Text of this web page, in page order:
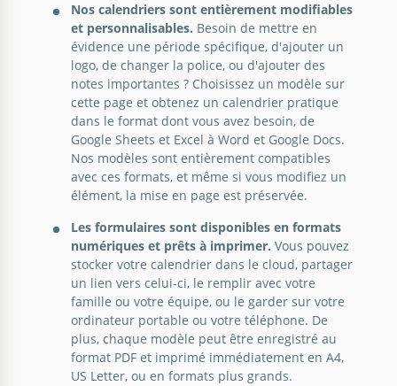
Modèle de calendrier d'entraînement
Modèle de calendrier de facturation
Google Sheets
Nos calendriers sont entièrement modifiables
et personnalisables. Besoin de mettre en
évidence une période spécifique, d'ajouter un
logo, de changer la police, ou d'ajouter des
notes importantes ? Choisissez un modèle sur
cette page et obtenez un calendrier pratique
dans le format dont vous avez besoin, de
Google Sheets et Excel à Word et Google Docs.
Nos modèles sont entièrement compatibles
avec ces formats, et même si vous modifiez un
élément, la mise en page est préservée.
Les formulaires sont disponibles en formats
numériques et prêts à imprimer. Vous pouvez
stocker votre calendrier dans le cloud, partager
un lien vers celui-ci, le remplir avec votre
famille ou votre équipe, ou le garder sur votre
ordinateur portable ou votre téléphone. De
plus, chaque modèle peut être enregistré au
format PDF et imprimé immédiatement en A4,
US Letter, ou en formats plus grands.